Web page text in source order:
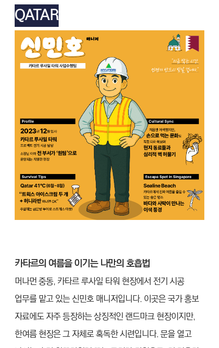
QATAR
카타르의 여름을 이기는 나만의 호흡법
머나먼 중동, 카타르 루사일 타워 현장에서 전기 시공
업무를 맡고 있는 신민호 매니저입니다. 이곳은 국가 홍보
자료에도 자주 등장하는 상징적인 랜드마크 현장이지만,
한여름 현장은 그 자체로 혹독한 시련입니다. 문을 열고